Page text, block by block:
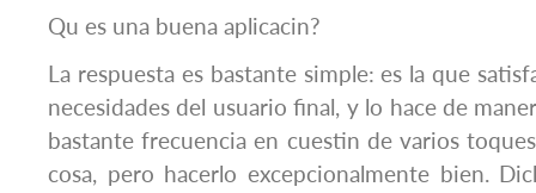
Qu es una buena aplicacin?
La respuesta es bastante simple: es la que
necesidades del usuario final, y lo hace de
bastante frecuencia en cuestin de varios
cosa, pero hacerlo excepcionalmente bien.